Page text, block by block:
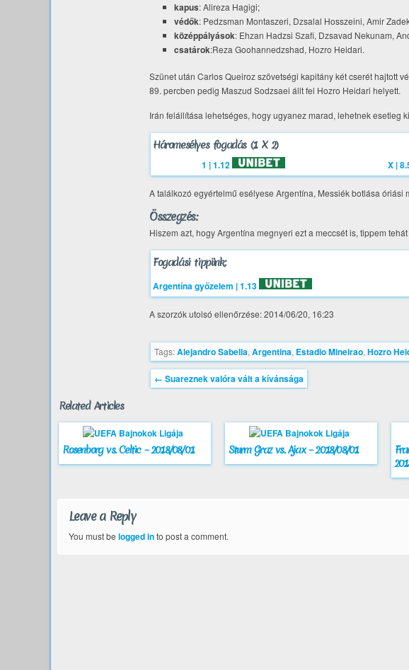
kapus: Alireza Hagigi;
védők: Pedzsman Montaszeri, Dzsalal Hosszeini, Amir
középpályások: Ehzan Hadzsi Szafi, Dzsavad Nekunam,
csatárok:Reza Goohannedzshad, Hozro Heidari.
Szünet után Carlos Queiroz szövetségi kapitány két cserét hajtott
89. percben pedig Maszud Sodzsaei állt fel Hozro Heidari helyett.
Irán felállítása lehetséges, hogy ugyanez marad, lehetnek esetleg
Háromesélyes fogadás (1 X 2)
1 | 1.12 X |
A találkozó egyértelmű esélyese Argentína, Messiék botlása óriási
Összegzés:
Hiszem azt, hogy Argentína megnyeri ezt a meccsét is, tippem
Fogadási tippünk:
Argentína győzelem | 1.13
A szorzók utolsó ellenőrzése: 2014/06/20, 16:23
Tags:Alejandro Sabella, Argentina, Estadio Mineirao, Hozro
← Suareznek valóra vált a kívánsága
Related Articles
Rosenborg vs. Celtic – 2018/08/01 Sturm Graz vs. Ajax – 2018/08/01
Leave a Reply
You must be logged into post a comment.